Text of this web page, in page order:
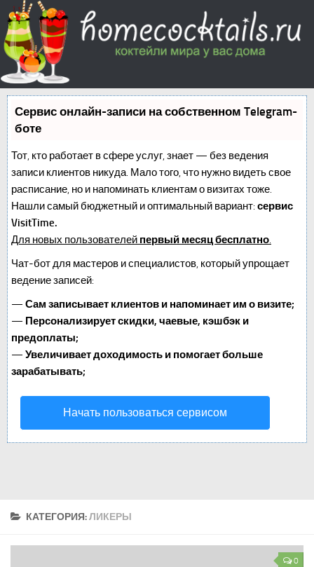
Сервис онлайн-записи на собственном Telegram-
боте
Тот, кто работает в сфере услуг, знает — без ведения
записи клиентов никуда. Мало того, что нужно видеть свое
расписание, но и напоминать клиентам о визитах тоже.
Нашли самый бюджетный и оптимальный вариант: сервис
VisitTime.
Для новых пользователей первый месяц бесплатно.
Чат-бот для мастеров и специалистов, который упрощает
ведение записей:
— Сам записывает клиентов и напоминает им о визите;
— Персонализирует скидки, чаевые, кэшбэк и
предоплаты;
— Увеличивает доходимость и помогает больше
зарабатывать;
Начать пользоваться сервисом
КАТЕГОРИЯ:ЛИКЕРЫ
0